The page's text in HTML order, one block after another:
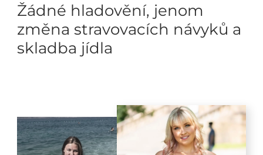
Žádné hladovění, jenom
změna stravovacích návyků a
skladba jídla